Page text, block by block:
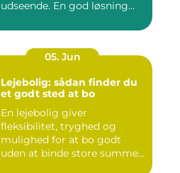
udseende. En god løsning
05. Jun
Lejebolig: sådan finder du
et godt sted at bo
En lejebolig giver
fleksibilitet, tryghed og
mulighed for at bo godt
uden at binde store summer